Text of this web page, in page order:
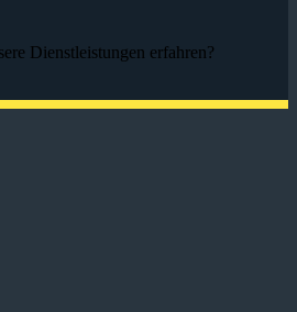
Dienstleistungen erfahren?